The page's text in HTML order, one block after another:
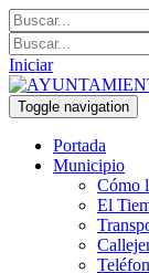
Iniciar
Toggle navigation
Portada
Municipio
Cómo
El